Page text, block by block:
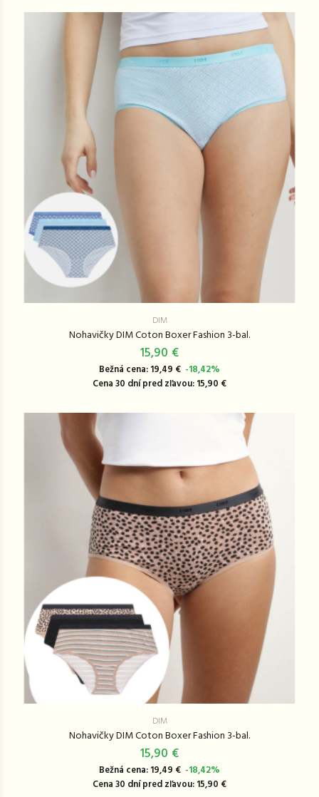
DIM
Nohavičky DIM Coton Boxer Fashion 3-bal.
15,90 €
Bežná cena: 19,49 € -18,42%
Cena 30 dní pred zľavou: 15,90 €
DIM
Nohavičky DIM Coton Boxer Fashion 3-bal.
15,90 €
Bežná cena: 19,49 € -18,42%
Cena 30 dní pred zľavou: 15,90 €